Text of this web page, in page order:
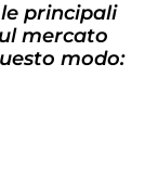
principali
mercato
modo: